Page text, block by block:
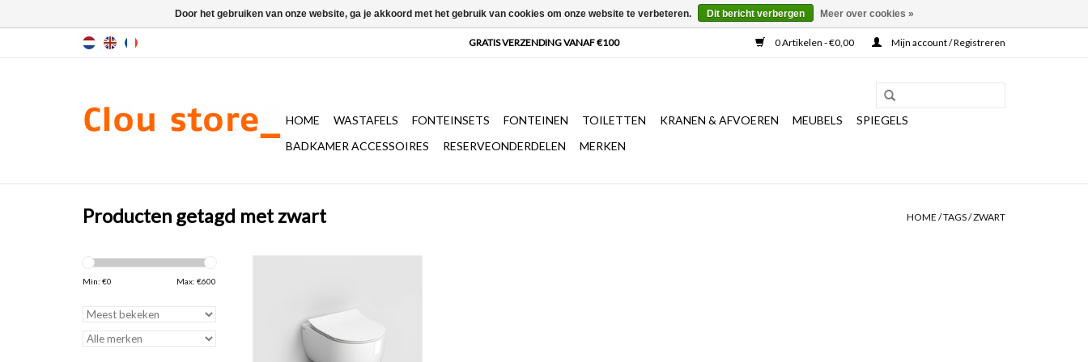
0 Artikelen - €0,00 Mijn account / Registreren
HOME WASTAFELS FONTEINSETS FONTEINEN TOILETTEN KRANEN & AFVOEREN MEUBELS
SPIEGELS
BADKAMER ACCESSOIRES
RESERVEONDERDELEN MERKEN
Producten getagd met zwart HOME /TAGS/ZWART
Min: €0 Max: €600
systeem, glanzend wit keramiek.
Artikel bestaat uit 2
artikelnummers. Bevestiging
Door het gebruiken van onze website, ga je akkoord met het gebruik van cookies om onze website te verbeteren. Dit bericht verbergen Meer over cookies »